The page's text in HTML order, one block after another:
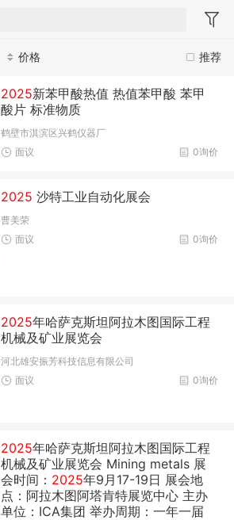
推荐
价格
2025新苯甲酸热值 热值苯甲酸 苯甲
酸片 标准物质
鹤壁市淇滨区兴鹤仪器厂
0询价
面议
2025 沙特工业自动化展会
曹美荣
0询价
面议
2025年哈萨克斯坦阿拉木图国际工程
机械及矿业展览会
河北雄安振芳科技信息有限公司
0询价
面议
2025年哈萨克斯坦阿拉木图国际工程
机械及矿业展览会 Mining metals 展
会时间： 2025年9月17-19日 展会地
点：阿拉木图阿塔肯特展览中心 主办
单位：ICA集团 举办周期：一年一届